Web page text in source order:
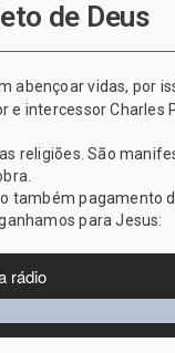
de Deus
vidas, por
intercessor
religiões. São
também pagamento
para Jesus: